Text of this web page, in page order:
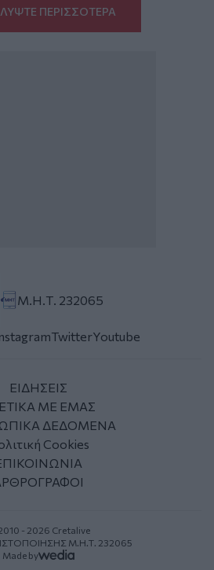
ΠΕΡΙΣΣΟΤΕΡΑ
Μ.Η.Τ. 232065
TwitterYoutube
ΕΙΔΗΣΕΙΣ
ΜΕ ΕΜΑΣ
ΔΕΔΟΜΕΝΑ
Cookies
- 2026 Cretalive
Μ.Η.Τ. 232065
Made by